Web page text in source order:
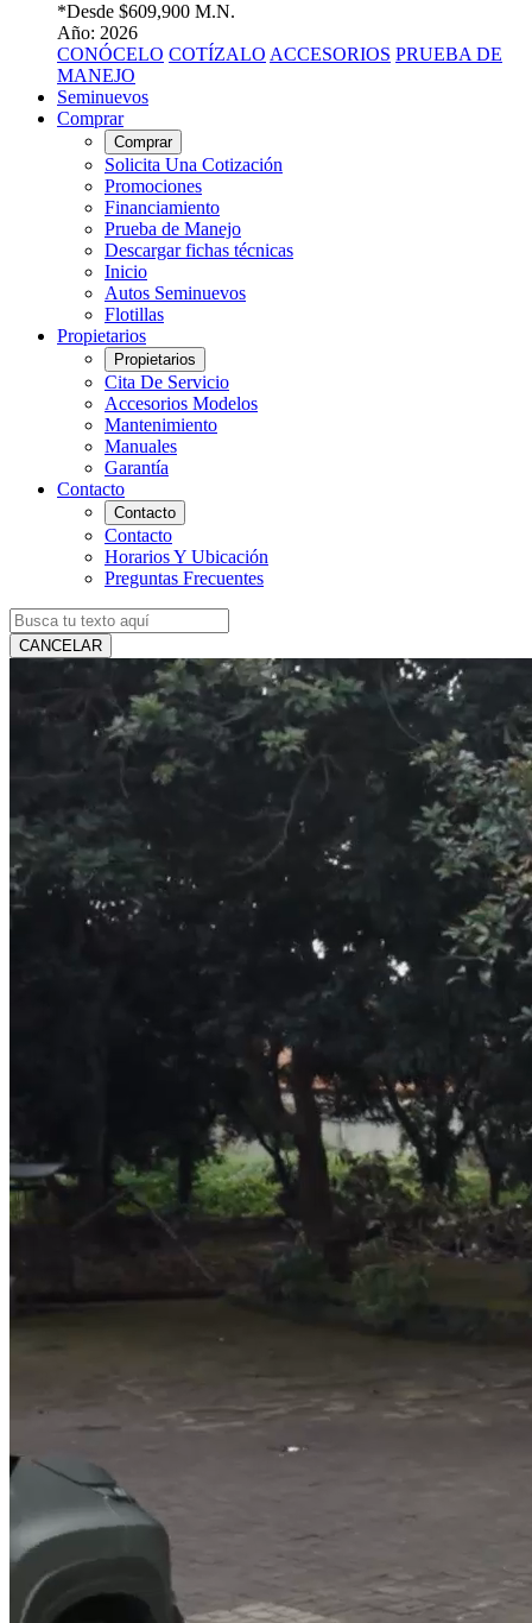
*Desde $609,900 M.N.
Año: 2026
CONÓCELO COTÍZALO ACCESORIOS PRUEBA DE
MANEJO
Seminuevos
Comprar
Comprar
Solicita Una Cotización
Promociones
Financiamiento
Prueba de Manejo
Descargar fichas técnicas
Inicio
Autos Seminuevos
Flotillas
Propietarios
Propietarios
Cita De Servicio
Accesorios Modelos
Mantenimiento
Manuales
Garantía
Contacto
Contacto
Contacto
Horarios Y Ubicación
Preguntas Frecuentes
CANCELAR